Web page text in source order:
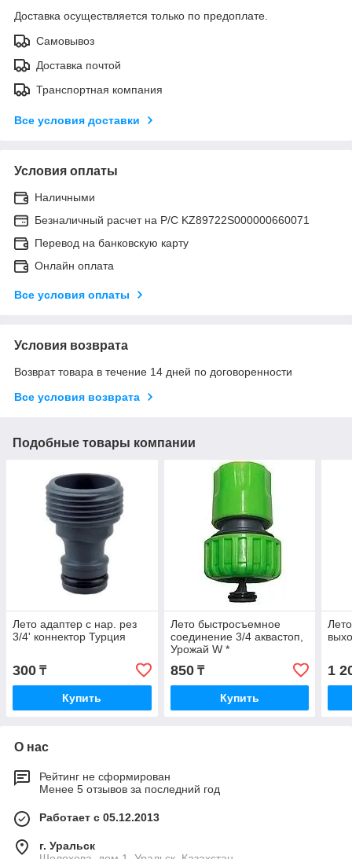
Доставка осуществляется только по предоплате.
Самовывоз
Доставка почтой
Транспортная компания
Все условия доставки
Условия оплаты
Наличными
Безналичный расчет на Р/С KZ89722S000000660071
Перевод на банковскую карту
Онлайн оплата
Все условия оплаты
Условия возврата
Возврат товара в течение 14 дней по договоренности
Все условия возврата
Подобные товары компании
Лето адаптер с нар. рез
3/4' коннектор Турция
300 ₸
Купить
Лето быстросъемное
соединение 3/4 аквастоп,
Урожай W *
850₸
Купить
1
О нас
Рейтинг не сформирован
Менее 5 отзывов за последний год
Работает с 05.12.2013
г. Уральск